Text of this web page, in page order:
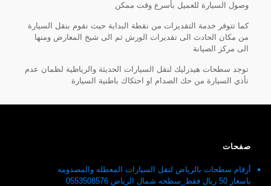
وصول السيارة للعميل بأسرع وقت ممكن
كما تتوفر خدمة التقديرات من نقطة البداية حيث نقوم بنقل السيارة
من مكان الحادث الى تقديرات الورش ثم الى شيخ المعارض ومنها
الى مركز الصيانة
توجد سطحات هيدرليك لنقل السيارات الحديثة والرياظية لظمان عدم
تأذي السيارة من حك الصدام او احتكاك باطنية السيارة
صفحات
أرقام سطحات بالرياض لنقل السيارات المعطله والمصدومه
باسعار 50 ريال فقط_سطحه شمال الرياض 0553508576